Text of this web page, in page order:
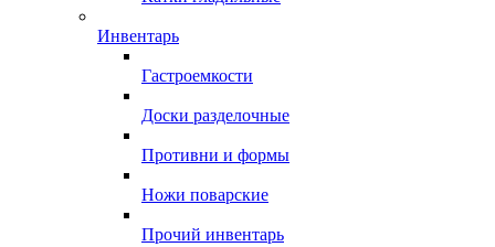
Инвентарь
Гастроемкости
Доски разделочные
Противни и формы
Ножи поварские
Прочий инвентарь